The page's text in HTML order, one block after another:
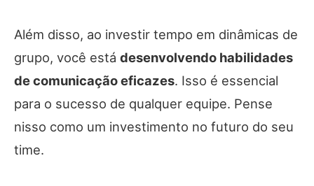
Além disso, ao investir tempo em dinâmicas de
grupo, você está desenvolvendo habilidades
de comunicação eficazes. Isso é essencial
para o sucesso de qualquer equipe. Pense
nisso como um investimento no futuro do seu
time.